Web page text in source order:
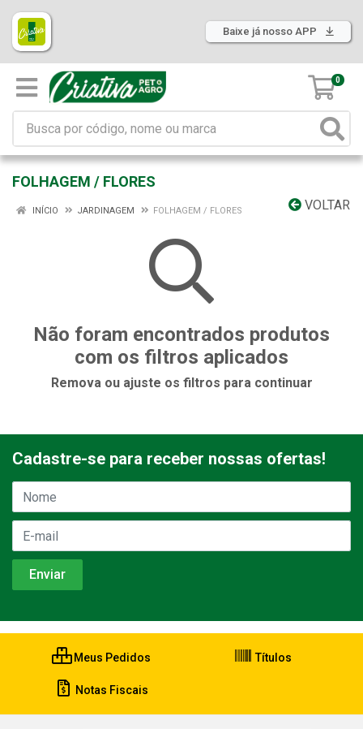
Baixe já nosso APP
0
FOLHAGEM / FLORES
VOLTAR
INÍCIO JARDINAGEM FOLHAGEM / FLORES
Não foram encontrados produtos
com os filtros aplicados
Remova ou ajuste os filtros para continuar
Cadastre-se para receber nossas ofertas!
Meus Pedidos Títulos
Notas Fiscais